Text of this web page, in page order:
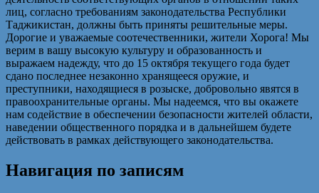
лиц, согласно требованиям законодательства Республики
Таджикистан, должны быть приняты решительные меры.
Дорогие и уважаемые соотечественники, жители Хорога! Мы
верим в вашу высокую культуру и образованность и
выражаем надежду, что до 15 октября текущего года будет
сдано последнее незаконно хранящееся оружие, и
преступники, находящиеся в розыске, добровольно явятся в
правоохранительные органы. Мы надеемся, что вы окажете
нам содействие в обеспечении безопасности жителей области,
наведении общественного порядка и в дальнейшем будете
действовать в рамках действующего законодательства.
Навигация по записям